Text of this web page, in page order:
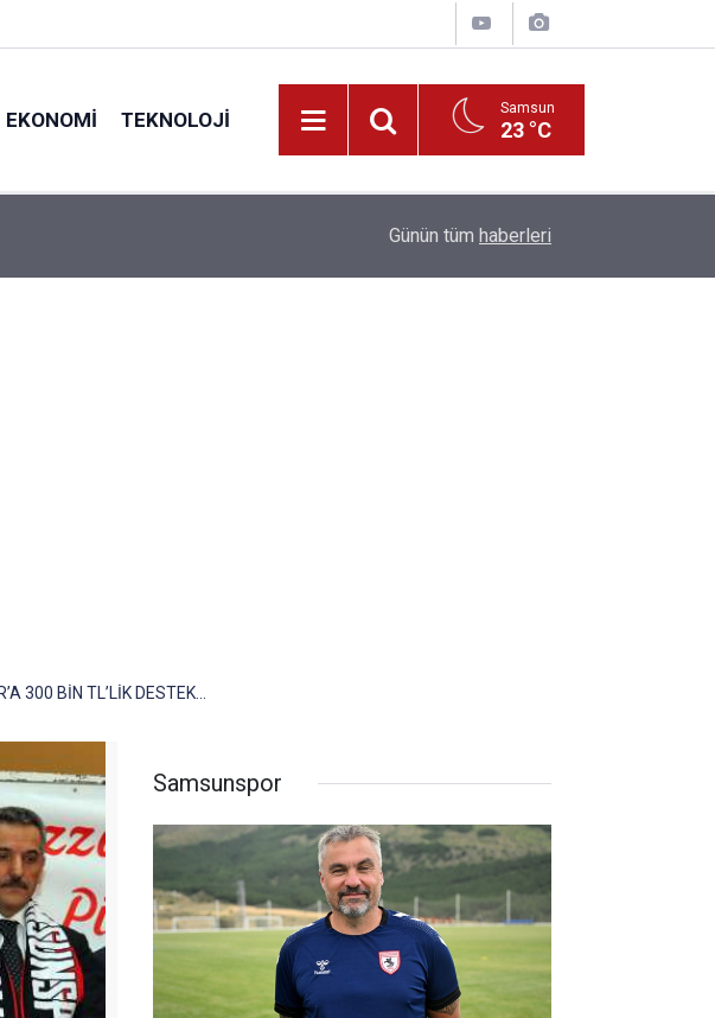
EKONOMI TEKNOLOJI Samsun
23 °C
Fahiş fiyatlar nedeniyle işletmelere 101 milyon
Günün tüm haberleri
300 BİN TL’LİK DESTEK…
Samsunspor